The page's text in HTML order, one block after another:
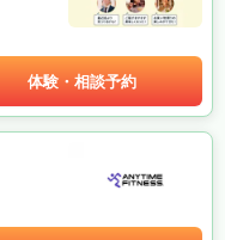
体験・相談予約